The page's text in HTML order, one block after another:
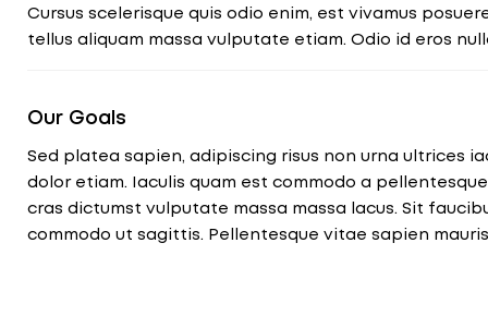
Cursus scelerisque quis odio enim, est vivamus
tellus aliquam massa vulputate etiam. Odio id eros
Our Goals
Sed platea sapien, adipiscing risus non urna ultrices
dolor etiam. Iaculis quam est commodo a
cras dictumst vulputate massa massa lacus. Sit
commodo ut sagittis. Pellentesque vitae sapien